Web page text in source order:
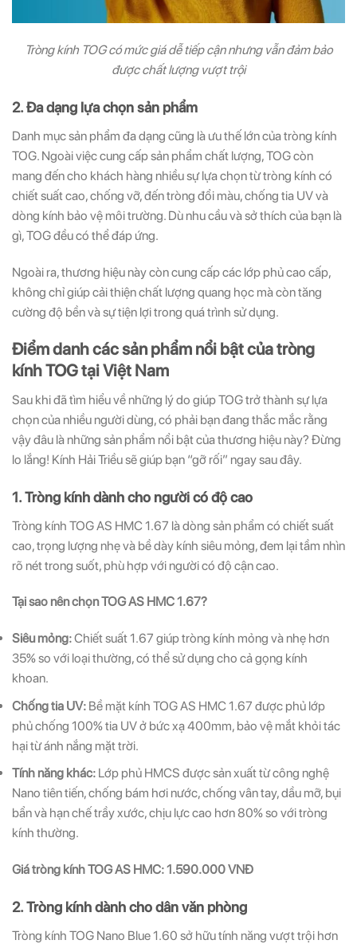
Tròng kính TOG có mức giá dễ tiếp cận nhưng vẫn đảm bảo
được chất lượng vượt trội
2. Đa dạng lựa chọn sản phẩm
Danh mục sản phẩm đa dạng cũng là ưu thế lớn của tròng kính
TOG. Ngoài việc cung cấp sản phẩm chất lượng, TOG còn
mang đến cho khách hàng nhiều sự lựa chọn từ tròng kính có
chiết suất cao, chống vỡ, đến tròng đổi màu, chống tia UV và
dòng kính bảo vệ môi trường. Dù nhu cầu và sở thích của bạn là
gì, TOG đều có thể đáp ứng.
Ngoài ra, thương hiệu này còn cung cấp các lớp phủ cao cấp,
không chỉ giúp cải thiện chất lượng quang học mà còn tăng
cường độ bền và sự tiện lợi trong quá trình sử dụng.
Điểm danh các sản phẩm nổi bật của tròng
kính TOG tại Việt Nam
Sau khi đã tìm hiểu về những lý do giúp TOG trở thành sự lựa
chọn của nhiều người dùng, có phải bạn đang thắc mắc rằng
vậy đâu là những sản phẩm nổi bật của thương hiệu này? Đừng
lo lắng! Kính Hải Triều sẽ giúp bạn “gỡ rối” ngay sau đây.
1. Tròng kính dành cho người có độ cao
Tròng kính TOG AS HMC 1.67 là dòng sản phẩm có chiết suất
cao, trọng lượng nhẹ và bề dày kính siêu mỏng, đem lại tầm nhìn
rõ nét trong suốt, phù hợp với người có độ cận cao.
Tại sao nên chọn TOG AS HMC 1.67?
Siêu mỏng:Chiết suất 1.67 giúp tròng kính mỏng và nhẹ hơn
35% so với loại thường, có thể sử dụng cho cả gọng kính
khoan.
Chống tia UV: Bề mặt kính TOG AS HMC 1.67 được phủ lớp
phủ chống 100% tia UV ở bức xạ 400mm, bảo vệ mắt khỏi tác
hại từ ánh nắng mặt trời.
Tính năng khác: Lớp phủ HMCS được sản xuất từ công nghệ
Nano tiên tiến, chống bám hơi nước, chống vân tay, dầu mỡ, bụi
bẩn và hạn chế trầy xước, chịu lực cao hơn 80% so với tròng
kính thường.
Giá tròng kính TOG AS HMC: 1.590.000 VNĐ
2. Tròng kính dành cho dân văn phòng
Tròng kính TOG Nano Blue 1.60 sở hữu tính năng vượt trội hơn